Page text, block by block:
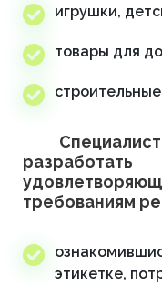
игрушки,
товары для
требованиям
этикетке,